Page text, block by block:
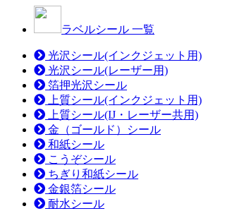
ラベルシール 一覧
光沢シール(インクジェット用)
光沢シール(レーザー用)
箔押光沢シール
上質シール(インクジェット用)
上質シール(IJ・レーザー共用)
金（ゴールド）シール
和紙シール
こうぞシール
ちぎり和紙シール
金銀箔シール
耐水シール